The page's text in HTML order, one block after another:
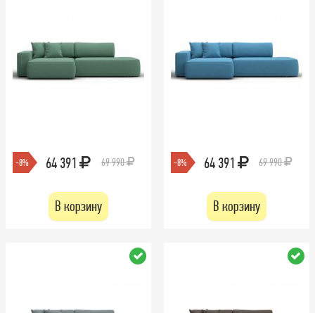
-8% 64 391 69 990
В корзину
-8% 64 391 69 990
В корзину